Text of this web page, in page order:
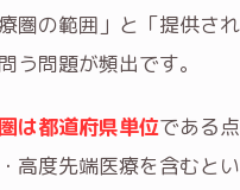
圏の範囲」と「提供さ
う問題が頻出です。
は都道府県単位である
高度先端医療を含むと